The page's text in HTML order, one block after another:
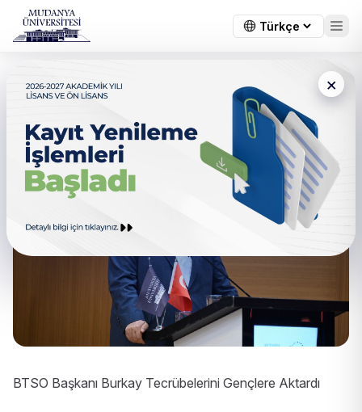
×
BTSO Başkanı Burkay
Tecrübelerini Gençlere Aktardı
BTSO Başkanı Burkay Tecrübelerini Gençlere Aktardı